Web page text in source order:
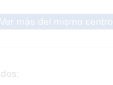
Ver más del mismo centro